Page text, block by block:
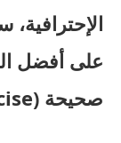
على أفضل
صحيحة (Passe précise).